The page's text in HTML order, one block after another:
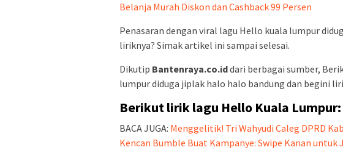
Belanja Murah Diskon dan Cashback 99 Persen
Penasaran dengan viral lagu Hello kuala lumpur
liriknya? Simak artikel ini sampai selesai.
Dikutip Bantenraya.co.iddari berbagai sumber,
lumpur diduga jiplak halo halo bandung dan begini
Berikut lirik lagu Hello Kuala Lumpur:
BACA JUGA: Menggelitik! Tri Wahyudi Caleg DPRD
Kencan Bumble Buat Kampanye: Swipe Kanan untuk